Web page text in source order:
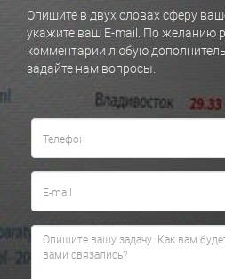
Опишите в двух словах сферу
укажите ваш E-mail. По желанию
комментарии любую
задайте нам вопросы.